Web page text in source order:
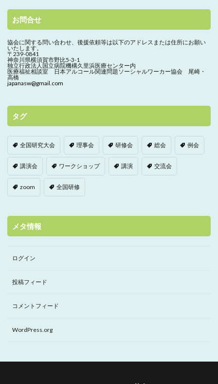
お問合せ
協会に関する問い合わせ、 後援依頼等は以下のアドレスまたは住所にお願い
いたします。
〒239-0841
神奈川県横須賀市野比5-3-1
独立行政法人国立病院機構久里浜医療センター内
医療福祉相談室 日本アルコール関連問題ソーシャルワーカー協会 尾崎・
高橋
japanasw@gmail.com
タグ
全国研究大会 理事会 研修会 総会 例会
講演会 ワークショップ 講演 交流会
zoom 全国研修
メタ情報
ログイン
投稿フィード
コメントフィード
WordPress.org